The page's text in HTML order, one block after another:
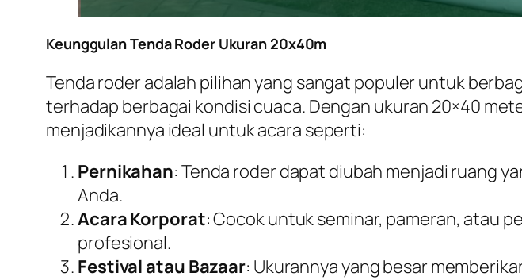
Keunggulan Tenda Roder Ukuran 20x40m
Tenda roder adalah pilihan yang sangat populer untuk
terhadap berbagai kondisi cuaca. Dengan ukuran 20×40
menjadikannya ideal untuk acara seperti:
Pernikahan: Tenda roder dapat diubah menjadi ruang
Anda.
Acara Korporat: Cocok untuk seminar, pameran, atau
profesional.
Festival atau Bazaar: Ukurannya yang besar